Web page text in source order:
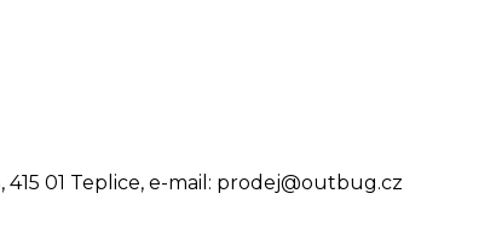
415 01 Teplice, e-mail: prodej@outbug.cz